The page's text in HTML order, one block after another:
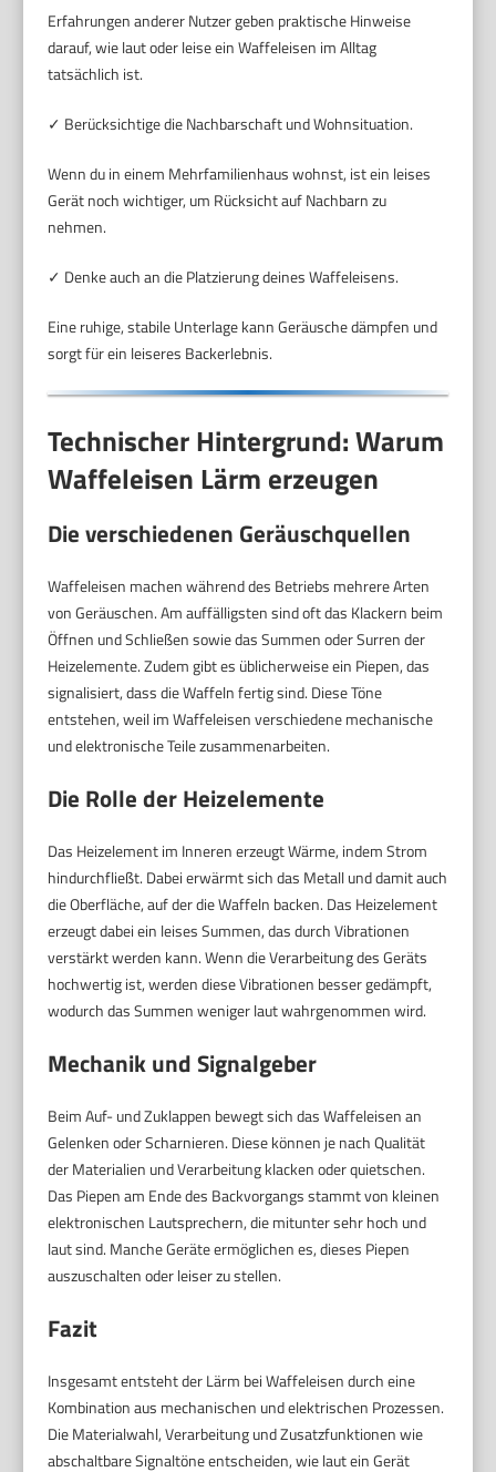
Erfahrungen anderer Nutzer geben praktische Hinweise
darauf, wie laut oder leise ein Waffeleisen im Alltag
tatsächlich ist.
✓ Berücksichtige die Nachbarschaft und Wohnsituation.
Wenn du in einem Mehrfamilienhaus wohnst, ist ein leises
Gerät noch wichtiger, um Rücksicht auf Nachbarn zu
nehmen.
✓ Denke auch an die Platzierung deines Waffeleisens.
Eine ruhige, stabile Unterlage kann Geräusche dämpfen und
sorgt für ein leiseres Backerlebnis.
Technischer Hintergrund: Warum
Waffeleisen Lärm erzeugen
Die verschiedenen Geräuschquellen
Waffeleisen machen während des Betriebs mehrere Arten
von Geräuschen. Am auffälligsten sind oft das Klackern beim
Öffnen und Schließen sowie das Summen oder Surren der
Heizelemente. Zudem gibt es üblicherweise ein Piepen, das
signalisiert, dass die Waffeln fertig sind. Diese Töne
entstehen, weil im Waffeleisen verschiedene mechanische
und elektronische Teile zusammenarbeiten.
Die Rolle der Heizelemente
Das Heizelement im Inneren erzeugt Wärme, indem Strom
hindurchfließt. Dabei erwärmt sich das Metall und damit auch
die Oberfläche, auf der die Waffeln backen. Das Heizelement
erzeugt dabei ein leises Summen, das durch Vibrationen
verstärkt werden kann. Wenn die Verarbeitung des Geräts
hochwertig ist, werden diese Vibrationen besser gedämpft,
wodurch das Summen weniger laut wahrgenommen wird.
Mechanik und Signalgeber
Beim Auf- und Zuklappen bewegt sich das Waffeleisen an
Gelenken oder Scharnieren. Diese können je nach Qualität
der Materialien und Verarbeitung klacken oder quietschen.
Das Piepen am Ende des Backvorgangs stammt von kleinen
elektronischen Lautsprechern, die mitunter sehr hoch und
laut sind. Manche Geräte ermöglichen es, dieses Piepen
auszuschalten oder leiser zu stellen.
Fazit
Insgesamt entsteht der Lärm bei Waffeleisen durch eine
Kombination aus mechanischen und elektrischen Prozessen.
Die Materialwahl, Verarbeitung und Zusatzfunktionen wie
abschaltbare Signaltöne entscheiden, wie laut ein Gerät